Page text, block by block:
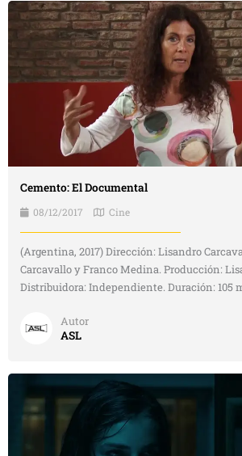
Cemento: El Documental
08/12/2017 Cine
(Argentina, 2017) Dirección: Lisandro
Carcavallo y Franco Medina. Producción:
Distribuidora: Independiente. Duración: 105
Autor
ASL